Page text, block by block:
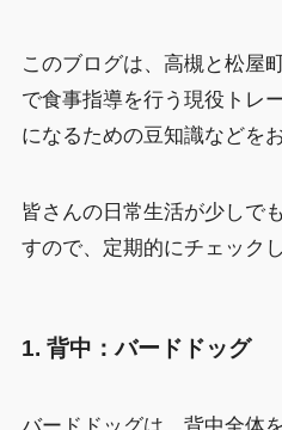
このブログは、高槻と松屋
で食事指導を行う現役トレ
になるための豆知識などを
皆さんの日常生活が少しで
すので、定期的にチェック
1. 背中：バードドッグ